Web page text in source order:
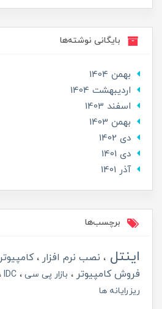
بایگانی نوشته‌ها
بهمن 1404
ارديبهشت 1404
اسفند 1403
بهمن 1403
دی 1402
دی 1401
آذر 1401
برچسب‌ها
اینتل نصب نرم افزار
فروش کامپیوتر
بازار پی سی IDC
ریزرایانه ها